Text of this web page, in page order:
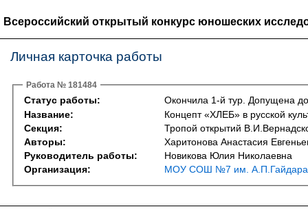
Всероссийский открытый конкурс юношеских
Личная карточка работы
Работа № 181484
Статус работы:
Окончила 1-й тур. Допущена
Название:
Концепт «ХЛЕБ» в русской
Секция:
Тропой открытий
Авторы:
Харитонова Анастасия
Руководитель работы:
Новикова Юлия Николаевна
Организация:
МОУ СОШ №7 им. А.П.Гайдара